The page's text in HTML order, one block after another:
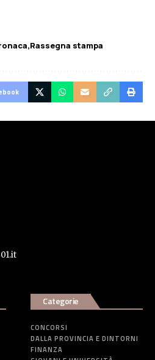
Rassegna stampa
Categorie
CONCORSI
DALLA PROVINCIA E DINTORNI
FINANZA